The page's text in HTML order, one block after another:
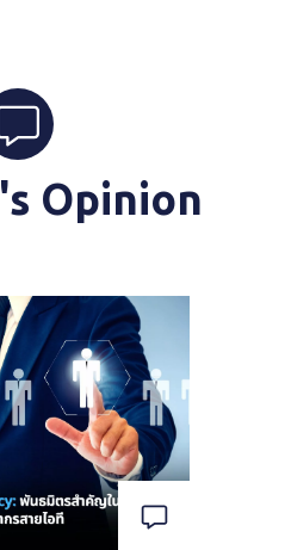
Opinion